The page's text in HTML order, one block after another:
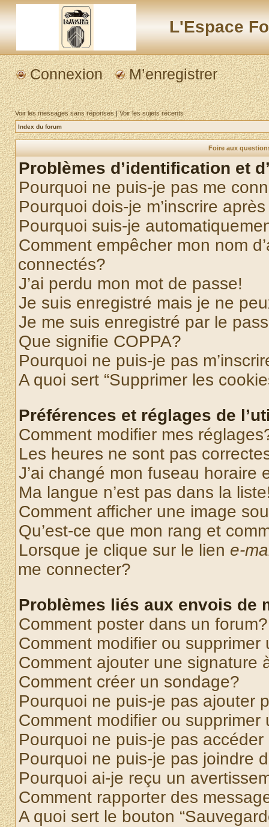
L'Espace
Connexion M’enregistrer
Voir les messages sans réponses|Voir les sujets récents
Index du forum
Foire aux
Problèmes d’identification et
Pourquoi ne puis-je pas me
Pourquoi dois-je m’inscrire
Pourquoi suis-je
Comment empêcher mon nom
connectés?
J’ai perdu mon mot de passe!
Je suis enregistré mais je ne
Je me suis enregistré par le
Que signifie COPPA?
Pourquoi ne puis-je pas
A quoi sert “Supprimer les
Préférences et réglages de
Comment modifier mes
Les heures ne sont pas
J’ai changé mon fuseau horaire
Ma langue n’est pas dans la
Comment afficher une image
Qu’est-ce que mon rang et
Lorsque je clique sur le lien e-
me connecter?
Problèmes liés aux envois de
Comment poster dans un forum?
Comment modifier ou supprimer
Comment ajouter une signature
Comment créer un sondage?
Pourquoi ne puis-je pas ajouter
Comment modifier ou supprimer
Pourquoi ne puis-je pas
Pourquoi ne puis-je pas joindre
Pourquoi ai-je reçu un
Comment rapporter des
A quoi sert le bouton